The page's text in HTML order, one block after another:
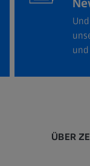
und
ÜBER